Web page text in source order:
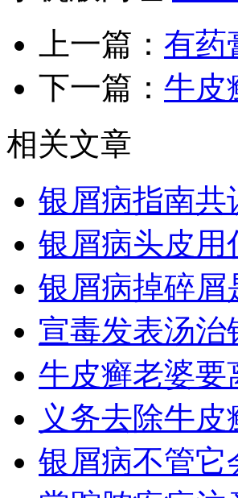
上一篇： 有药
下一篇： 牛皮
相关文章
银屑病指南共
银屑病头皮用
银屑病掉碎屑
宣毒发表汤治
牛皮癣老婆要
义务去除牛
银屑病不管它